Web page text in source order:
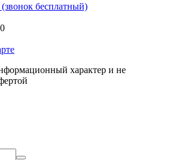
(звонок бесплатный)
характер и не